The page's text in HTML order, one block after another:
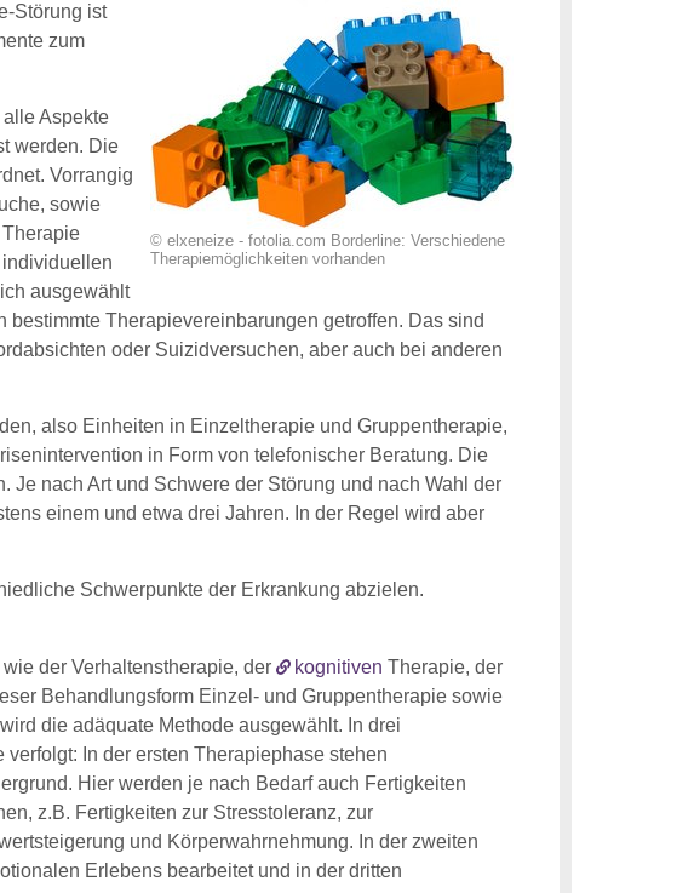
© elxeneize - fotolia.com Borderline: Verschiedene
Therapiemöglichkeiten vorhanden
Störung ist
zum
Aspekte
werden. Die
Vorrangig
sowie
ausgewählt
Therapievereinbarungen getroffen. Das sind
oder Suizidversuchen, aber auch bei anderen
also Einheiten in Einzeltherapie und Gruppentherapie,
in Form von telefonischer Beratung. Die
nach Art und Schwere der Störung und nach Wahl der
einem und etwa drei Jahren. In der Regel wird aber
Schwerpunkte der Erkrankung abzielen.
der Verhaltenstherapie, der kognitiven Therapie, der
Behandlungsform Einzel- und Gruppentherapie sowie
die adäquate Methode ausgewählt. In drei
In der ersten Therapiephase stehen
Hier werden je nach Bedarf auch Fertigkeiten
z.B. Fertigkeiten zur Stresstoleranz, zur
und Körperwahrnehmung. In der zweiten
Erlebens bearbeitet und in der dritten